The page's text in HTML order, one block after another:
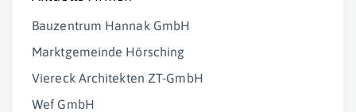
Bauzentrum Hannak GmbH
Marktgemeinde Hörsching
Viereck Architekten ZT-GmbH
Wef GmbH